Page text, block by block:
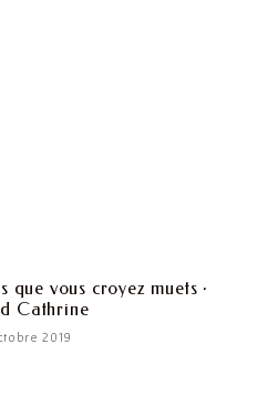
que vous croyez muets ·
Cathrine
2019